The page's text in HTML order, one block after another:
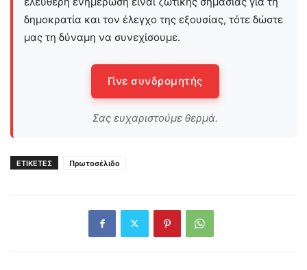
δημοκρατία και τον έλεγχο της εξουσίας, τότε δώστε
μας τη δύναμη να συνεχίσουμε.
Γίνε συνδρομητής
Σας ευχαριστούμε θερμά.
ΕΤΙΚΕΤΕΣ Πρωτοσέλιδο